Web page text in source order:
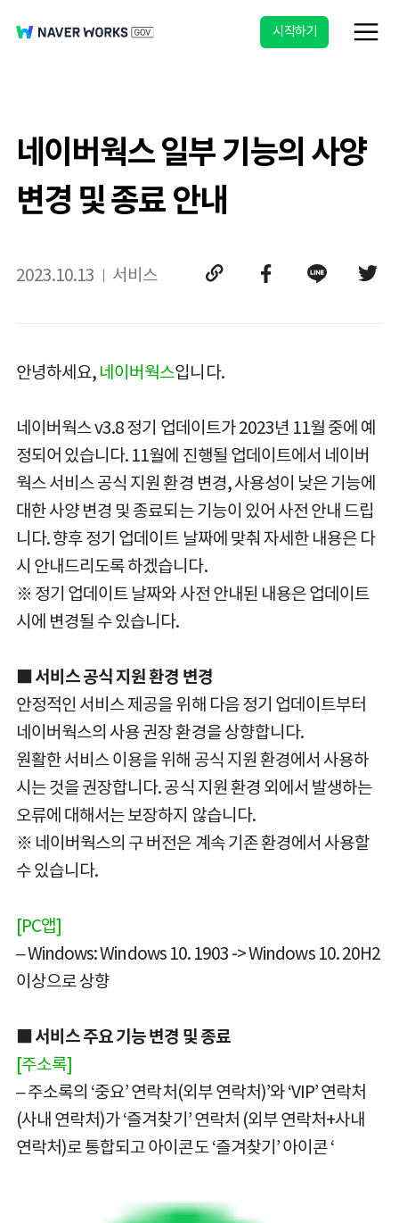
시작하기
네이버웍스 일부 기능의 사양
변경 및 종료 안내
2023.10.13 서비스
안녕하세요, 네이버웍스입니다.
네이버웍스 v3.8 정기 업데이트가 2023년 11월 중에 예
정되어 있습니다. 11월에 진행될 업데이트에서 네이버
웍스 서비스 공식 지원 환경 변경, 사용성이 낮은 기능에
대한 사양 변경 및 종료되는 기능이 있어 사전 안내 드립
니다. 향후 정기 업데이트 날짜에 맞춰 자세한 내용은 다
시 안내드리도록 하겠습니다.
※ 정기 업데이트 날짜와 사전 안내된 내용은 업데이트
시에 변경될 수 있습니다.
■ 서비스 공식 지원 환경 변경
안정적인 서비스 제공을 위해 다음 정기 업데이트부터
네이버웍스의 사용 권장 환경을 상향합니다.
원활한 서비스 이용을 위해 공식 지원 환경에서 사용하
시는 것을 권장합니다. 공식 지원 환경 외에서 발생하는
오류에 대해서는 보장하지 않습니다.
※ 네이버웍스의 구 버전은 계속 기존 환경에서 사용할
수 있습니다.
[PC앱]
– Windows: Windows 10. 1903 -> Windows 10. 20H2
이상으로 상향
■ 서비스 주요 기능 변경 및 종료
[주소록]
– 주소록의 ‘중요’ 연락처(외부 연락처)’와 ‘VIP’ 연락처
(사내 연락처)가 ‘즐겨찾기’ 연락처 (외부 연락처+사내
연락처)로 통합되고 아이콘도 ‘즐겨찾기’ 아이콘 ‘